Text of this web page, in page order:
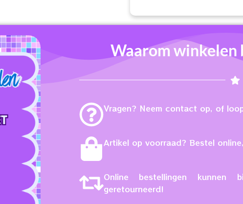
Waarom winkelen
Vragen? Neem contact op, of
Artikel op voorraad? Bestel
Online bestellingen
geretourneerd!